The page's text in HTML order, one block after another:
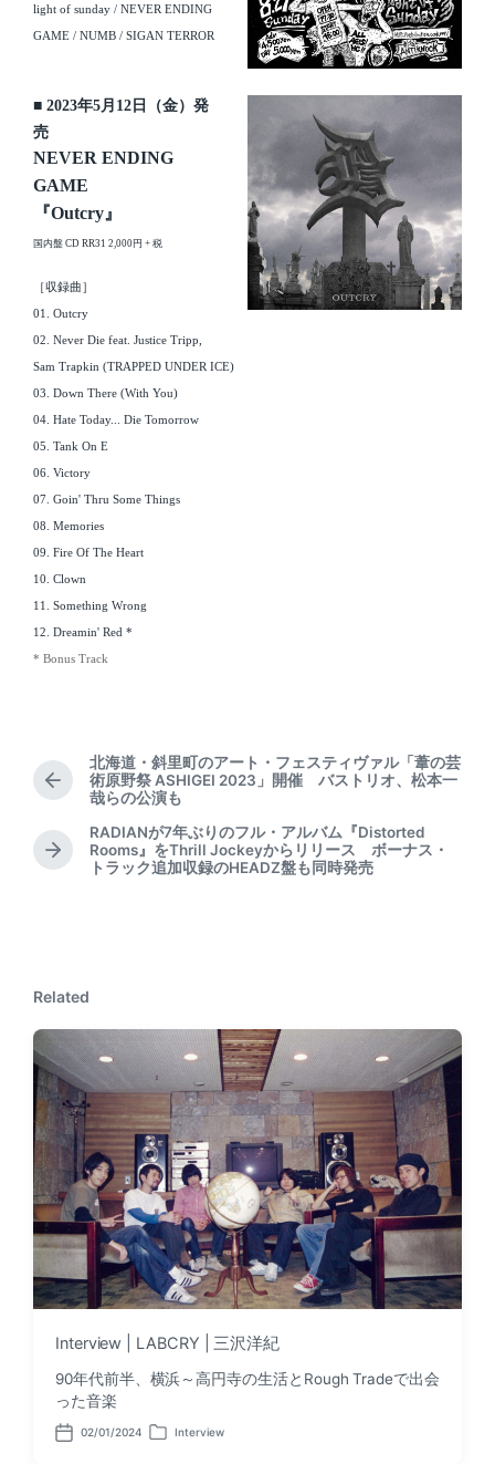
light of sunday / NEVER ENDING
GAME / NUMB / SIGAN TERROR
■ 2023年5月12日（金）発
売
NEVER ENDING
GAME
『Outcry』
国内盤 CD RR31 2,000円 + 税
［収録曲］
01. Outcry
02. Never Die feat. Justice Tripp,
Sam Trapkin (TRAPPED UNDER ICE)
03. Down There (With You)
04. Hate Today... Die Tomorrow
05. Tank On E
06. Victory
07. Goin' Thru Some Things
08. Memories
09. Fire Of The Heart
10. Clown
11. Something Wrong
12. Dreamin' Red *
* Bonus Track
P
e
v
o
t
:
北海道・斜里町のアート・フェスティヴァル「葦の芸
術原野祭 ASHIGEI 2023」開催 バストリオ、松本一
哉らの公演も
N
s
:
RADIANが7年ぶりのフル・アルバム『Distorted
Rooms』をThrill Jockeyからリリース ボーナス・
トラック追加収録のHEADZ盤も同時発売
Related
Interview | LABCRY | 三沢洋紀
90年代前半、横浜～高円寺の生活とRough Tradeで出会
った音楽
P
02/01/2024 P
Interview